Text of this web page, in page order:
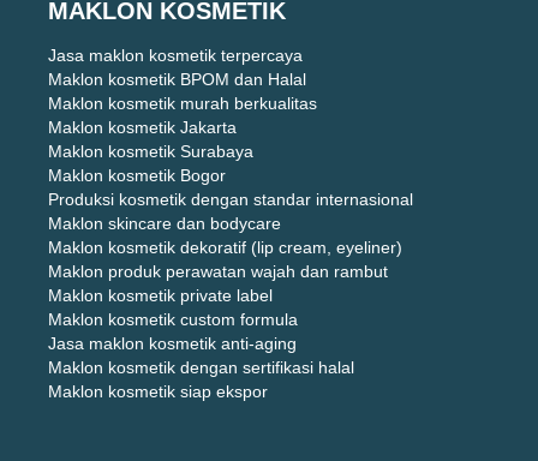
MAKLON KOSMETIK
Jasa maklon kosmetik terpercaya
Maklon kosmetik BPOM dan Halal
Maklon kosmetik murah berkualitas
Maklon kosmetik Jakarta
Maklon kosmetik Surabaya
Maklon kosmetik Bogor
Produksi kosmetik dengan standar internasional
Maklon skincare dan bodycare
Maklon kosmetik dekoratif (lip cream, eyeliner)
Maklon produk perawatan wajah dan rambut
Maklon kosmetik private label
Maklon kosmetik custom formula
Jasa maklon kosmetik anti-aging
Maklon kosmetik dengan sertifikasi halal
Maklon kosmetik siap ekspor